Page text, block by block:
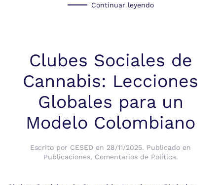
Continuar leyendo
Clubes Sociales de
Cannabis: Lecciones
Globales para un
Modelo Colombiano
Escrito por CESED en 28/11/2025. Publicado en
Publicaciones, Comentarios de Política.